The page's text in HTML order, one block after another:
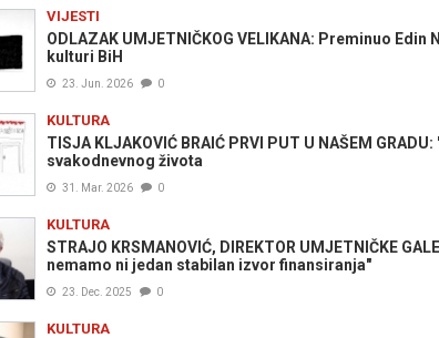
VIJESTI
ODLAZAK UMJETNIČKOG VELIKANA: Preminuo
kulturi BiH
23. Jun. 2026 0
KULTURA
TISJA KLJAKOVIĆ BRAIĆ PRVI PUT U NAŠEM
svakodnevnog života
31. Mar. 2026 0
KULTURA
STRAJO KRSMANOVIĆ, DIREKTOR UMJETNIČKE
nemamo ni jedan stabilan izvor finansiranja"
23. Dec. 2025 0
KULTURA